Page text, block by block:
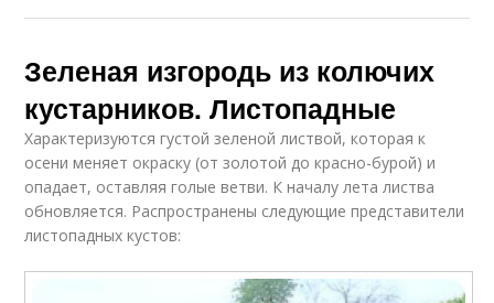
Зеленая изгородь из колючих
кустарников. Листопадные
Характеризуются густой зеленой листвой, которая к
осени меняет окраску (от золотой до красно-бурой) и
опадает, оставляя голые ветви. К началу лета листва
обновляется. Распространены следующие представители
листопадных кустов: